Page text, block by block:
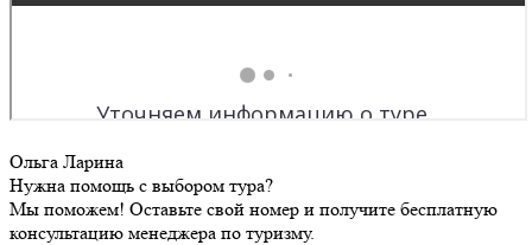
Ольга Ларина
Нужна помощь с выбором тура?
Мы поможем! Оставьте свой номер и получите бесплатную
консультацию менеджера по туризму.